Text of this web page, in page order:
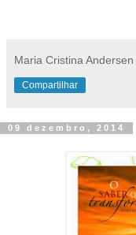
Maria Cristina Andersen
Compartilhar
09 dezembro, 2014